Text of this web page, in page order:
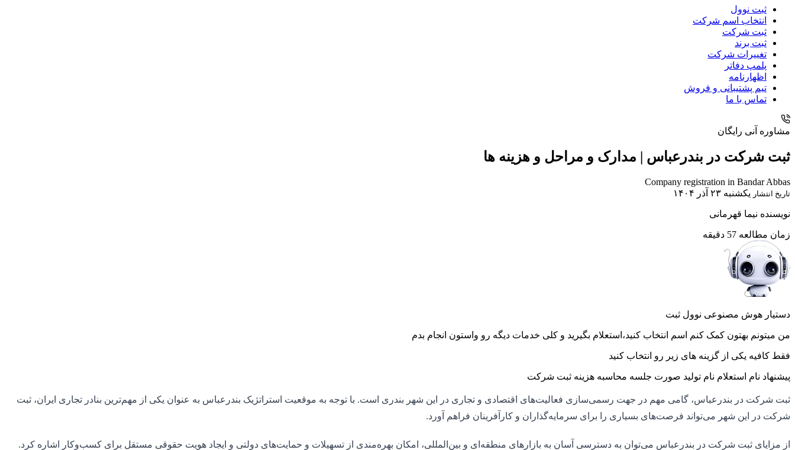
ثبت نوول
انتخاب اسم شرکت
ثبت شرکت
ثبت برند
تغییرات شرکت
پلمپ دفاتر
اظهارنامه
تیم پشتیبانی و فروش
تماس با ما
مشاوره آنی رایگان
ثبت شرکت در بندرعباس | مدارک و مراحل و هزینه ها
Company registration in Bandar Abbas
تاریخ انتشار یکشنبه ۲۳ آذر ۱۴۰۴
نویسنده نیما قهرمانی
زمان مطالعه 57 دقیقه
دستیار هوش مصنوعی نوول ثبت
من میتونم بهتون کمک کنم اسم انتخاب کنید،استعلام بگیرید و کلی خدمات دیگه رو واستون انجام بدم
فقط کافیه یکی از گزینه های زیر رو انتخاب کنید
پیشنهاد نام استعلام نام تولید صورت جلسه محاسبه هزینه ثبت شرکت
ثبت شرکت در بندرعباس، گامی مهم در جهت رسمی‌سازی فعالیت‌های اقتصادی و تجاری در این شهر بندری است. با توجه به موقعیت استراتژیک بندرعباس به عنوان یکی از مهم‌ترین بنادر تجاری ایران، ثبت
شرکت در این شهر می‌تواند فرصت‌های بسیاری را برای سرمایه‌گذاران و کارآفرینان فراهم آورد.
از مزایای ثبت شرکت در بندرعباس می‌توان به دسترسی آسان به بازارهای منطقه‌ای و بین‌المللی، امکان بهره‌مندی از تسهیلات و حمایت‌های دولتی و ایجاد هویت حقوقی مستقل برای کسب‌وکار اشاره کرد.